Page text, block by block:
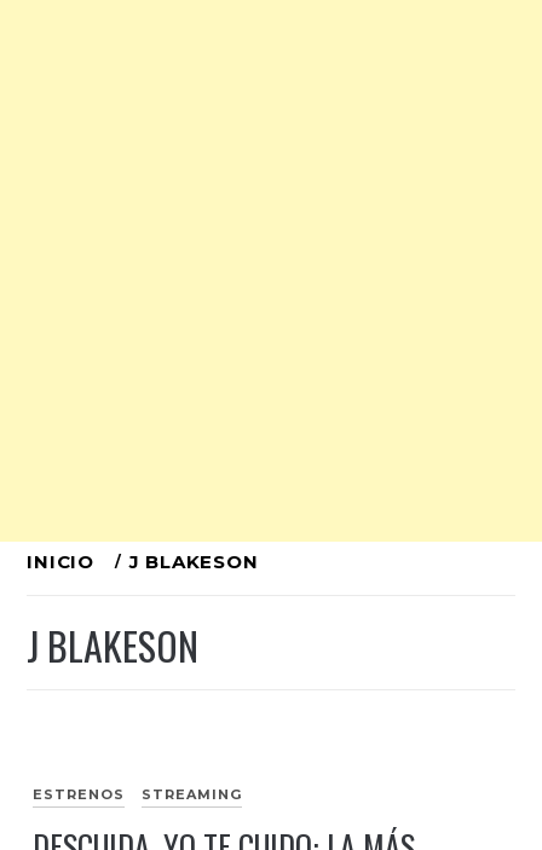
Ir
contenido
INICIO J BLAKESON
J BLAKESON
ESTRENOS STREAMING